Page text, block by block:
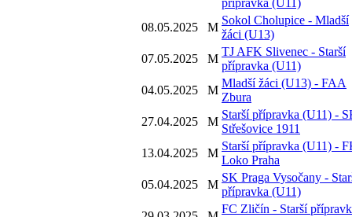
přípravka (U11)
08.05.2025
M
Sokol Cholupice - Mladší
žáci (U13)
07.05.2025
M
TJ AFK Slivenec - Starší
přípravka (U11)
04.05.2025
M
Mladší žáci (U13) - FAA
Zbura
27.04.2025
M
Starší přípravka (U11) -
Střešovice 1911
13.04.2025
M
Starší přípravka (U11) -
Loko Praha
05.04.2025
M
SK Praga Vysočany -
přípravka (U11)
FC Zličín - Starší